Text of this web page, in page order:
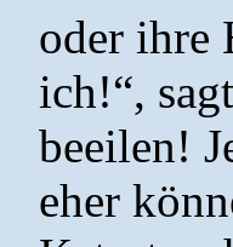
oder ihre
ich!“,
beeilen!
eher